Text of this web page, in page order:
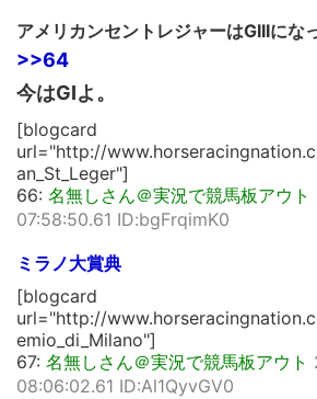
アメリカンセントレジャーはGIIIにな
>>64
今はGIよ。
[blogcard
url="http://
an_St_Leger"]
66: 名無しさん＠実況で競馬板アウト
07:58:50.61 ID:bgFrqimK0
ミラノ大賞典
[blogcard
url="http://
emio_di_Milano"]
67: 名無しさん＠実況で競馬板アウト
08:06:02.61 ID:Al1QyvGV0